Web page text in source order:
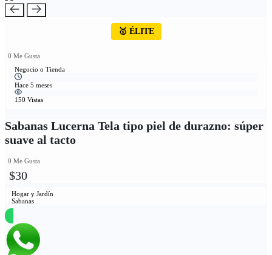
🥇 ÉLITE
0 Me Gusta
Negocio o Tienda
Hace 5 meses
150 Vistas
Sabanas Lucerna Tela tipo piel de durazno: súper
suave al tacto
0 Me Gusta
$30
Hogar y Jardín
Sabanas